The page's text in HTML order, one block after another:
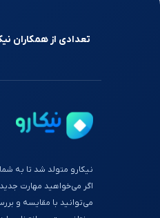
تعدادی از همکاران
نیکارو متولد شد تا به
اگر می‌خواهید مهارت
می‌توانید با مقایسه و